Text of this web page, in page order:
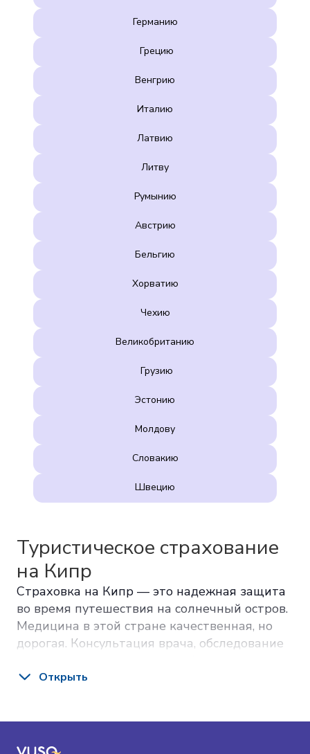
Германию
Грецию
Венгрию
Италию
Латвию
Литву
Румынию
Австрию
Бельгию
Хорватию
Чехию
Великобританию
Грузию
Эстонию
Молдову
Словакию
Швецию
Туристическое страхование
на Кипр
Страховка на Кипр — это надежная защита
во время путешествия на солнечный остров.
Медицина в этой стране качественная, но
дорогая. Консультация врача, обследование
или тысячи евро.
неожиданных расходов на медицинские
Открыть